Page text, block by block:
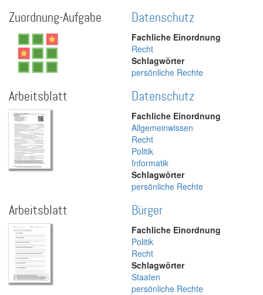
Zuordnung-Aufgabe Datenschutz
Fachliche Einordnung
Recht
Schlagwörter
persönliche Rechte
Arbeitsblatt Datenschutz
Fachliche Einordnung
Allgemeinwissen
Recht
Politik
Informatik
Schlagwörter
persönliche Rechte
Arbeitsblatt Bürger
Fachliche Einordnung
Politik
Recht
Schlagwörter
Staaten
persönliche Rechte